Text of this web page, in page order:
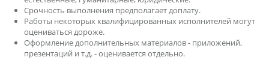
Срочность выполнения предполагает доплату.
Работы некоторых квалифицированных исполнителей могут
оцениваться дороже.
Оформление дополнительных материалов - приложений,
презентаций и т.д. - оценивается отдельно.